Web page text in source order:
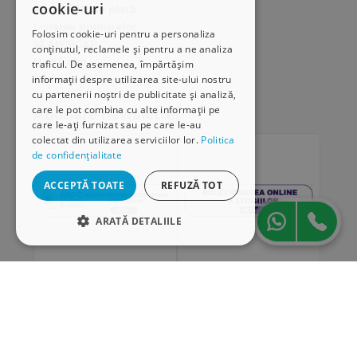
cookie-uri
Folosim cookie-uri pentru a personaliza
conținutul, reclamele și pentru a ne analiza
traficul. De asemenea, împărtășim
informații despre utilizarea site-ului nostru
cu partenerii noștri de publicitate și analiză,
care le pot combina cu alte informații pe
care le-ați furnizat sau pe care le-au
colectat din utilizarea serviciilor lor. Politica
de confidențialitate
ACCEPTĂ TOATE REFUZĂ TOT
ARATĂ DETALIILE
Modalități de plată
SEAP/SICAP
Hartă site
Cariere
Abonare newsletter